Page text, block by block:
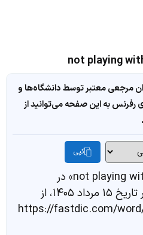
مرجعی معتبر توسط دانشگاه‌ها و
رفرنس به این صفحه می‌توانید از
کپی
. مشاهده در تاریخ ۱۵ مرداد ۱۴۰۵، از
https://fastdic.com/